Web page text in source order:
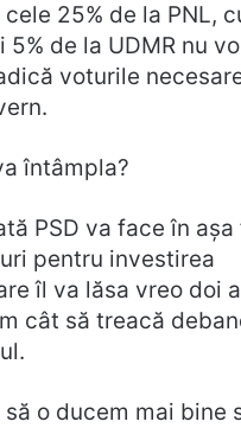
25% de la PNL,
5% de la UDMR nu
voturile
întâmpla?
PSD va face în
pentru investirea
îl va lăsa vreo doi
cât să treacă
o ducem mai bine